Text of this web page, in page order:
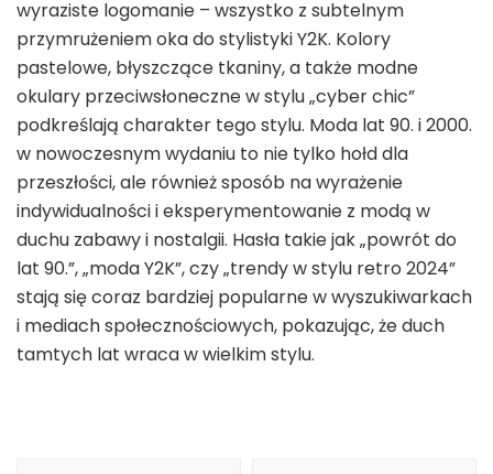
wyraziste logomanie – wszystko z subtelnym
przymrużeniem oka do stylistyki Y2K. Kolory
pastelowe, błyszczące tkaniny, a także modne
okulary przeciwsłoneczne w stylu „cyber chic”
podkreślają charakter tego stylu. Moda lat 90. i 2000.
w nowoczesnym wydaniu to nie tylko hołd dla
przeszłości, ale również sposób na wyrażenie
indywidualności i eksperymentowanie z modą w
duchu zabawy i nostalgii. Hasła takie jak „powrót do
lat 90.”, „moda Y2K”, czy „trendy w stylu retro 2024”
stają się coraz bardziej popularne w wyszukiwarkach
i mediach społecznościowych, pokazując, że duch
tamtych lat wraca w wielkim stylu.